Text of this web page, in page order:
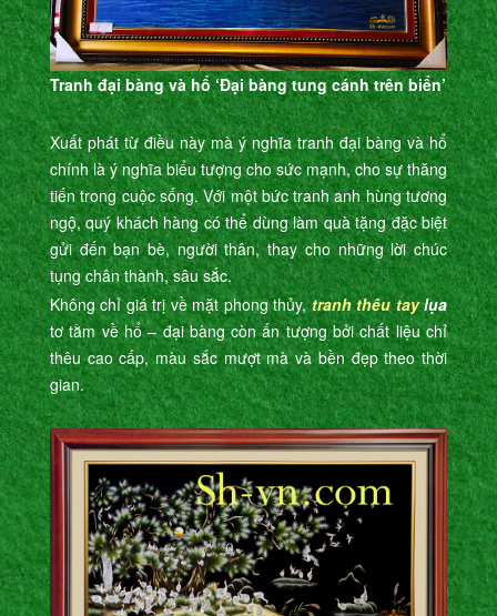
Tranh đại bàng và hổ ‘Đại bàng tung cánh trên biển’
Xuất phát từ điều này mà ý nghĩa tranh đại bàng và hổ
chính là ý nghĩa biểu tượng cho sức mạnh, cho sự thăng
tiến trong cuộc sống. Với một bức tranh anh hùng tương
ngộ, quý khách hàng có thể dùng làm quà tặng đặc biệt
gửi đến bạn bè, người thân, thay cho những lời chúc
tụng chân thành, sâu sắc.
Không chỉ giá trị về mặt phong thủy,tranh thêu taylụa
tơ tằm về hổ – đại bàng còn ấn tượng bởi chất liệu chỉ
thêu cao cấp, màu sắc mượt mà và bền đẹp theo thời
gian.